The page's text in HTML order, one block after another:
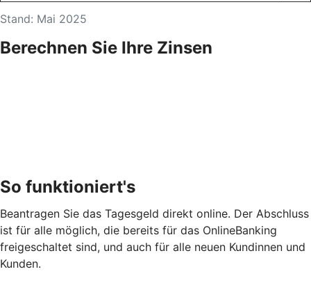
Stand: Mai 2025
Berechnen Sie Ihre Zinsen
So funktioniert's
Beantragen Sie das Tagesgeld direkt online. Der Abschluss
ist für alle möglich, die bereits für das OnlineBanking
freigeschaltet sind, und auch für alle neuen Kundinnen und
Kunden.